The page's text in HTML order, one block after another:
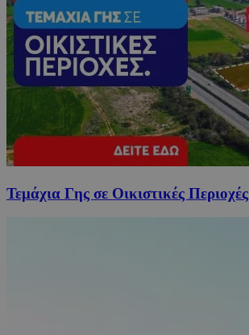
Τεμάχια Γης σε Οικιστικές Περιοχές